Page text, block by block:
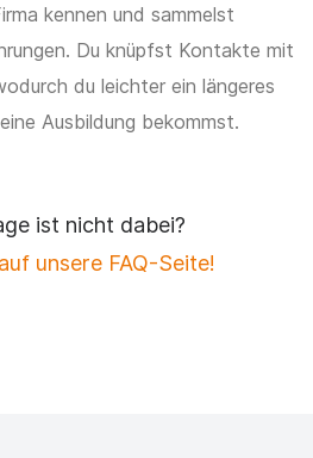
kennen und sammelst
Du knüpfst Kontakte mit
du leichter ein längeres
Ausbildung bekommst.
ist nicht dabei?
unsere FAQ-Seite!